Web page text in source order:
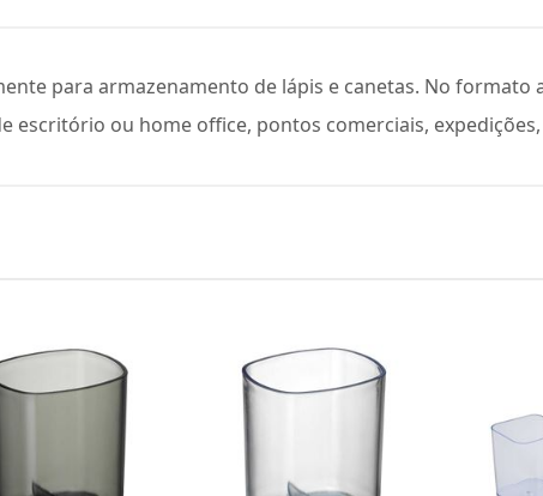
para armazenamento de lápis e canetas. No formato
escritório ou home office, pontos comerciais,